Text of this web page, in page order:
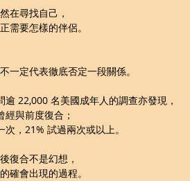
在尋找自己，
需要怎樣的伴侶。
一定代表徹底否定一段關係。
逾 22,000 名美國成年人的調查亦發現，
與前度復合；
，21% 試過兩次或以上。
復合不是幻想，
確會出現的過程。